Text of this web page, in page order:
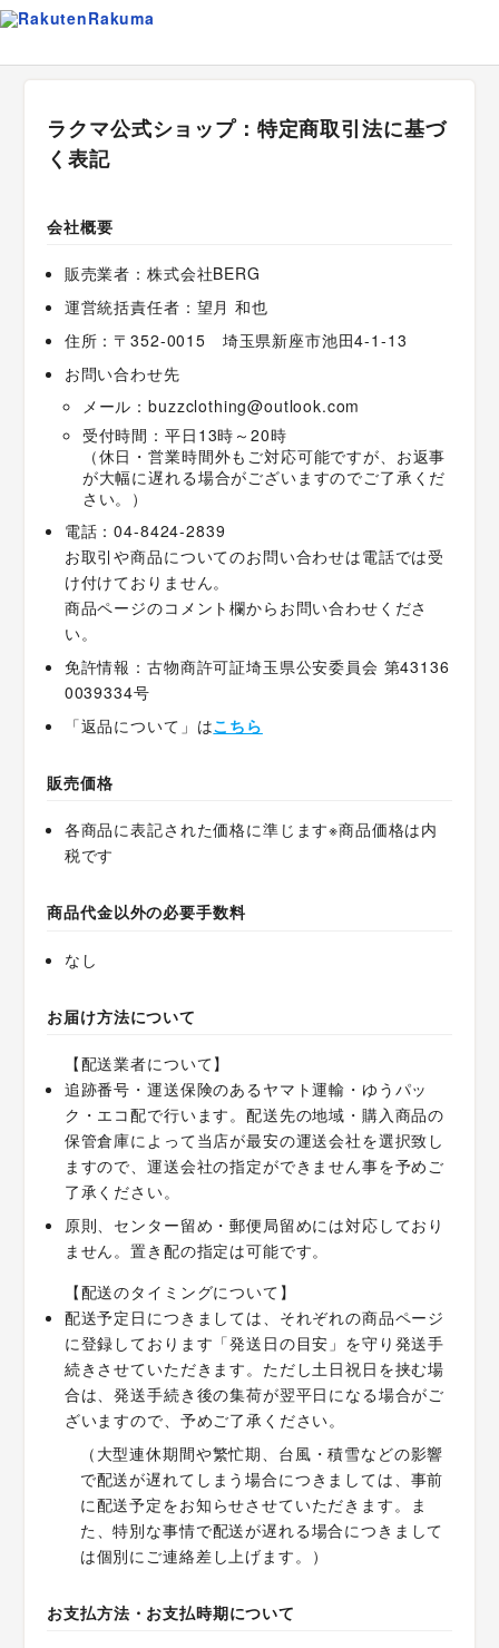
ラクマ公式ショップ：特定商取引法に基づ
く表記
会社概要
販売業者：株式会社BERG
運営統括責任者：望月 和也
住所：〒352-0015 埼玉県新座市池田4-1-13
お問い合わせ先
メール：buzzclothing@outlook.com
受付時間：平日13時～20時
（休日・営業時間外もご対応可能ですが、お返事
が大幅に遅れる場合がございますのでご了承くだ
さい。）
電話：04-8424-2839
お取引や商品についてのお問い合わせは電話では受
け付けておりません。
商品ページのコメント欄からお問い合わせくださ
い。
免許情報：古物商許可証埼玉県公安委員会 第43136
0039334号
「返品について」はこちら
販売価格
各商品に表記された価格に準じます※商品価格は内
税です
商品代金以外の必要手数料
なし
お届け方法について
【配送業者について】
追跡番号・運送保険のあるヤマト運輸・ゆうパッ
ク・エコ配で行います。配送先の地域・購入商品の
保管倉庫によって当店が最安の運送会社を選択致し
ますので、運送会社の指定ができません事を予めご
了承ください。
原則、センター留め・郵便局留めには対応しており
ません。置き配の指定は可能です。
【配送のタイミングについて】
配送予定日につきましては、それぞれの商品ページ
に登録しております「発送日の目安」を守り発送手
続きさせていただきます。ただし土日祝日を挟む場
合は、発送手続き後の集荷が翌平日になる場合がご
ざいますので、予めご了承ください。
（大型連休期間や繁忙期、台風・積雪などの影響
で配送が遅れてしまう場合につきましては、事前
に配送予定をお知らせさせていただきます。ま
た、特別な事情で配送が遅れる場合につきまして
は個別にご連絡差し上げます。）
お支払方法・お支払時期について